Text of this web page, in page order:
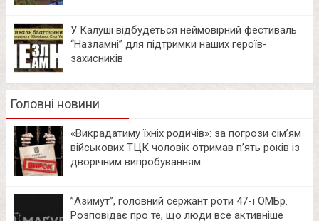
У Калуші відбудеться неймовірний фестиваль
“Назламні” для підтримки наших героїв-
захисників
Головні новини
«Викрадатиму їхніх родичів»: за погрози сім’ям
військових ТЦК чоловік отримав п’ять років із
дворічним випробуванням
⁨”Азимут”, головний сержант роти 47-ї ОМБр.
Розповідає про те, що люди все активніше